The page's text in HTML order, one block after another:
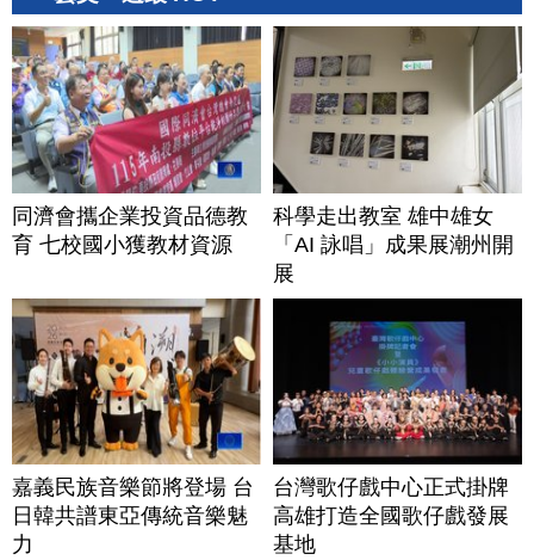
同濟會攜企業投資品德教
育 七校國小獲教材資源
科學走出教室 雄中雄女
「AI 詠唱」成果展潮州開
展
嘉義民族音樂節將登場 台
日韓共譜東亞傳統音樂魅
力
台灣歌仔戲中心正式掛牌
高雄打造全國歌仔戲發展
基地